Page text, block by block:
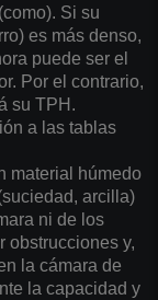
Si su
es más denso,
puede ser el
Por el contrario,
su TPH.
a las tablas
material húmedo
arcilla)
ni de los
obstrucciones y,
la cámara de
la capacidad y